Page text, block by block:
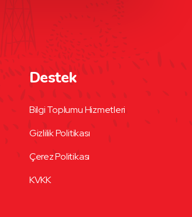
Destek
Bilgi Toplumu Hizmetleri
Gizlilik Politikası
Çerez Politikası
KVKK